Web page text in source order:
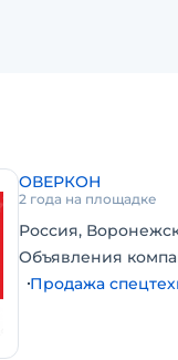
в лизинг.
ОВЕРКОН
2 года на площадке
Россия,
Объявления
Продажа